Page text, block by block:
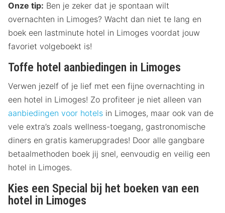
Onze tip: Ben je zeker dat je spontaan wilt
overnachten in Limoges? Wacht dan niet te lang en
boek een lastminute hotel in Limoges voordat jouw
favoriet volgeboekt is!
Toffe hotel aanbiedingen in Limoges
Verwen jezelf of je lief met een fijne overnachting in
een hotel in Limoges! Zo profiteer je niet alleen van
aanbiedingen voor hotels in Limoges, maar ook van de
vele extra’s zoals wellness-toegang, gastronomische
diners en gratis kamerupgrades! Door alle gangbare
betaalmethoden boek jij snel, eenvoudig en veilig een
hotel in Limoges.
Kies een Special bij het boeken van een
hotel in Limoges